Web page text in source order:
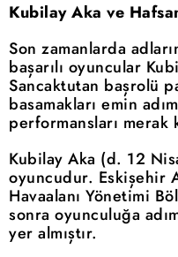
Kubilay Aka ve
Son zamanlarda
başarılı oyuncular
Sancaktutan başrolü
basamakları emin
performansları merak
Kubilay Aka (d. 12
oyuncudur. Eskişehir
Havaalanı Yönetimi
sonra oyunculuğa
yer almıştır.